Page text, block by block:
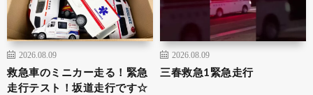
2026.08.09
救急車のミニカー走る！緊急
走行テスト！坂道走行です☆
2026.08.09
三春救急1緊急走行